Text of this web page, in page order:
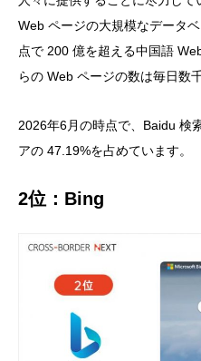
Web ページの大規模なデータ
点で 200 億を超える中国語
らの Web ページの数は毎日数
2026年6月の時点で、Baidu 検
アの 47.19%を占めています。
2位：Bing